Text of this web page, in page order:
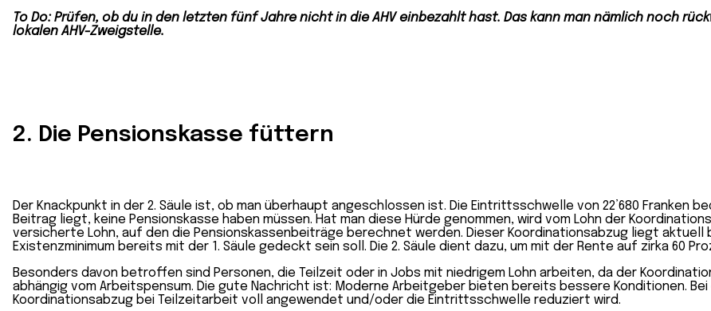
To Do: Prüfen, ob du in den letzten fünf Jahre nicht in die AHV einbezahlt hast. Das kann man nämlich noch
lokalen AHV-Zweigstelle.
2. Die Pensionskasse füttern
Der Knackpunkt in der 2. Säule ist, ob man überhaupt angeschlossen ist. Die Eintrittsschwelle von 22’680 Franken
Beitrag liegt, keine Pensionskasse haben müssen. Hat man diese Hürde genommen, wird vom Lohn der
versicherte Lohn, auf den die Pensionskassenbeiträge berechnet werden. Dieser Koordinationsabzug liegt aktuell
Existenzminimum bereits mit der 1. Säule gedeckt sein soll. Die 2. Säule dient dazu, um mit der Rente auf zirka 60
Besonders davon betroffen sind Personen, die Teilzeit oder in Jobs mit niedrigem Lohn arbeiten, da der
abhängig vom Arbeitspensum. Die gute Nachricht ist: Moderne Arbeitgeber bieten bereits bessere Konditionen.
Koordinationsabzug bei Teilzeitarbeit voll angewendet und/oder die Eintrittsschwelle reduziert wird.